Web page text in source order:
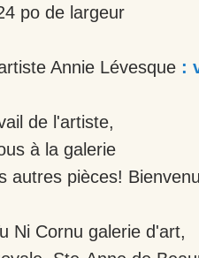
po de largeur
Annie Lévesque :
de l'artiste,
à la galerie
autres pièces!
Ni Cornu galerie d'art,